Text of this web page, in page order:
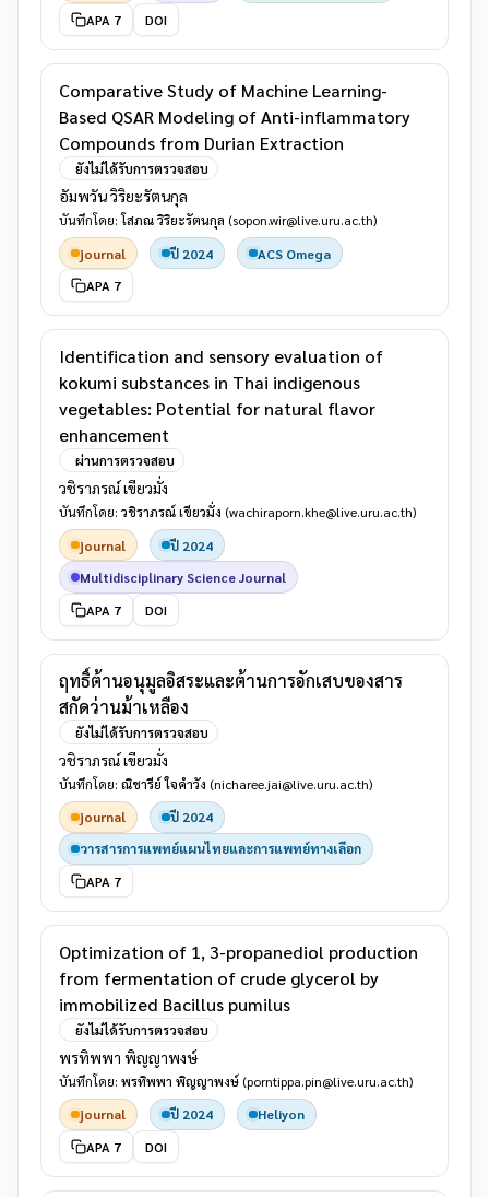
APA 7 DOI
Comparative Study of Machine Learning-
Based QSAR Modeling of Anti-inflammatory
Compounds from Durian Extraction
ยังไม่ได้รับการตรวจสอบ
อัมพวัน วิริยะรัตนกุล
บันทึกโดย: โสภณ วิริยะรัตนกุล (sopon.wir@live.uru.ac.th)
journal
ปี 2024
ACS Omega
APA 7
Identification and sensory evaluation of
kokumi substances in Thai indigenous
vegetables: Potential for natural flavor
enhancement
ผ่านการตรวจสอบ
วชิราภรณ์ เขียวมั่ง
บันทึกโดย: วชิราภรณ์ เขียวมั่ง (wachiraporn.khe@live.uru.ac.th)
journal
ปี 2024
Multidisciplinary Science Journal
APA 7
DOI
ฤทธิ์ต้านอนุมูลอิสระและต้านการอักเสบของสาร
สกัดว่านม้าเหลือง
ยังไม่ได้รับการตรวจสอบ
วชิราภรณ์ เขียวมั่ง
บันทึกโดย: ณิชารีย์ ใจคำวัง (nicharee.jai@live.uru.ac.th)
journal
ปี 2024
วารสารการแพทย์แผนไทยและการแพทย์ทางเลือก
APA 7
Optimization of 1, 3-propanediol production
from fermentation of crude glycerol by
immobilized Bacillus pumilus
ยังไม่ได้รับการตรวจสอบ
พรทิพพา พิญญาพงษ์
บันทึกโดย: พรทิพพา พิญญาพงษ์ (porntippa.pin@live.uru.ac.th)
journal
ปี 2024
Heliyon
APA 7
DOI